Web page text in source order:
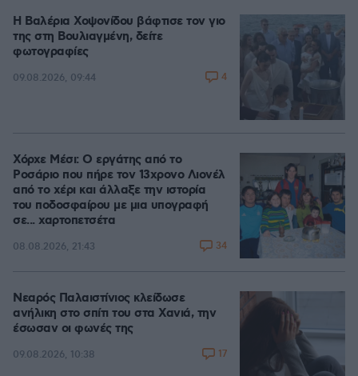
Η Βαλέρια Χοψονίδου βάφτισε τον γιο
της στη Βουλιαγμένη, δείτε
φωτογραφίες
09.08.2026, 09:44 4
Χόρχε Μέσι: Ο εργάτης από το
Ροσάριο που πήρε τον 13χρονο Λιονέλ
από το χέρι και άλλαξε την ιστορία
του ποδοσφαίρου με μια υπογραφή
σε... χαρτοπετσέτα
08.08.2026, 21:43 34
Νεαρός Παλαιστίνιος κλείδωσε
ανήλικη στο σπίτι του στα Χανιά, την
έσωσαν οι φωνές της
09.08.2026, 10:38 17